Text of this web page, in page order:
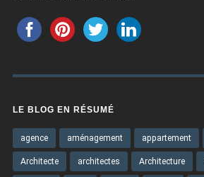
LE BLOG EN RÉSUMÉ
agence aménagement appartement
Architecte architectes Architecture